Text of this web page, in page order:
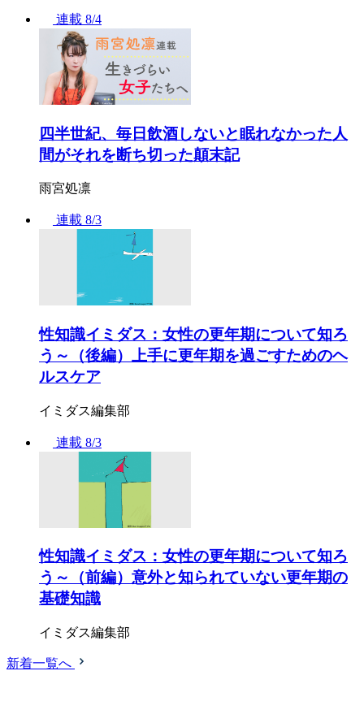
連載 8/4
四半世紀、毎日飲酒しないと眠れなかった人
間がそれを断ち切った顛末記
雨宮処凛
連載 8/3
性知識イミダス：女性の更年期について知ろ
う～（後編）上手に更年期を過ごすためのヘ
ルスケア
イミダス編集部
連載 8/3
性知識イミダス：女性の更年期について知ろ
う～（前編）意外と知られていない更年期の
基礎知識
イミダス編集部
新着一覧へ